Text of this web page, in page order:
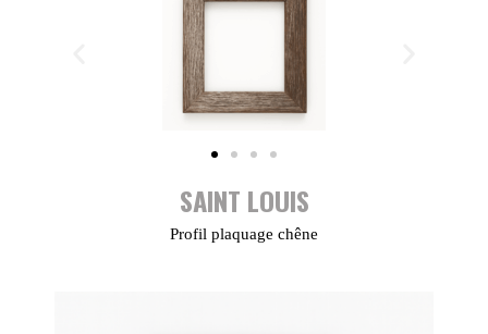
SAINT LOUIS
Profil plaquage chêne